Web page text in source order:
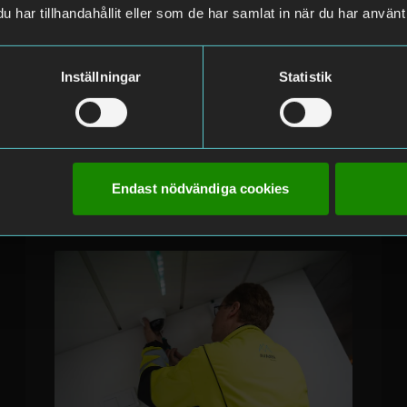
har tillhandahållit eller som de har samlat in när du har
Inställningar Statistik
Endast nödvändiga cookies
efter felaktig fakturering
Säkerhetsföretaget Avarn Security
stänger med omedelbar verkan av tre
chefer som ansvarat för företagets
parkeringsöverv...
Läs mer